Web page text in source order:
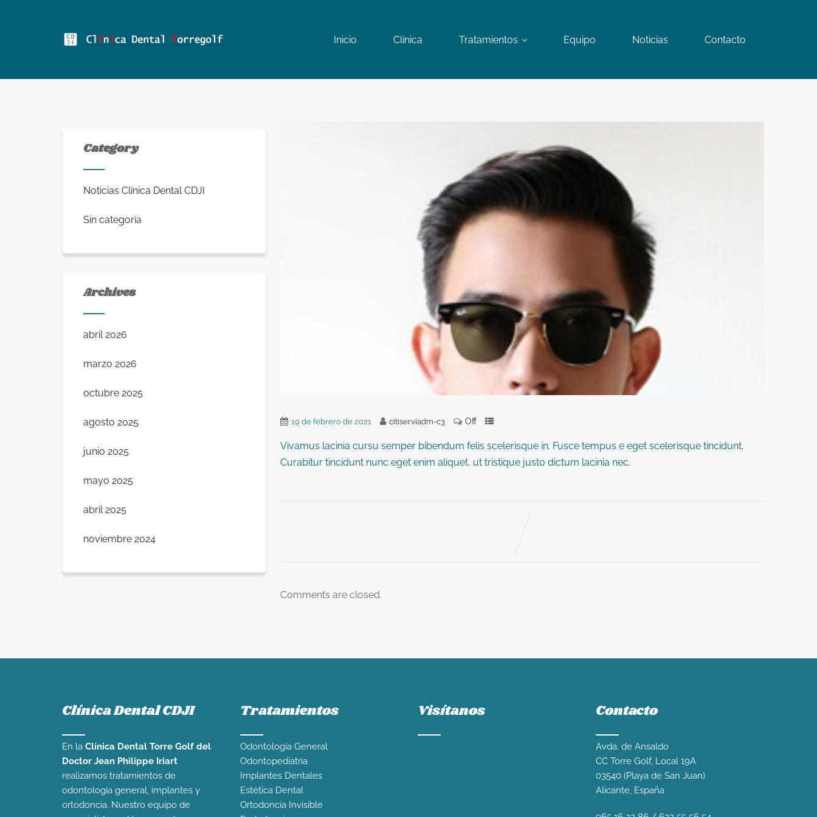
Inicio Clínica Tratamientos Equipo Noticias Contacto
19 de febrero de 2021 citiserviadm-c3 Off
Vivamus lacinia cursu semper bibendum felis scelerisque in. Fusce tempus e eget scelerisque tincidunt.
Curabitur tincidunt nunc eget enim aliquet, ut tristique justo dictum lacinia nec.
Comments are closed.
Category
Noticias Clínica Dental CDJI
Sin categoría
Archives
abril 2026
marzo 2026
octubre 2025
agosto 2025
junio 2025
mayo 2025
abril 2025
noviembre 2024
Clínica Dental CDJI
En la Clínica Dental Torre Golf del
Doctor Jean Philippe Iriart
realizamos tratamientos de
odontología general, implantes y
ortodoncia. Nuestro equipo de
Tratamientos
Odontología General
Odontopediatría
Implantes Dentales
Estética Dental
Ortodoncia Invisible
Visítanos Contacto
Avda. de Ansaldo
CC Torre Golf, Local 19A
03540 (Playa de San Juan)
Alicante, España